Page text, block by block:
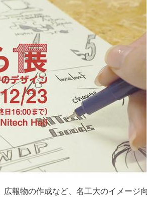
報物の作成など、名工大のイメージ